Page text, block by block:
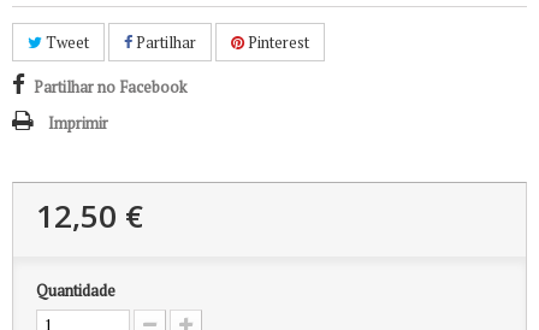
Tweet Partilhar Pinterest
Partilhar no Facebook
Imprimir
12,50 €
Quantidade